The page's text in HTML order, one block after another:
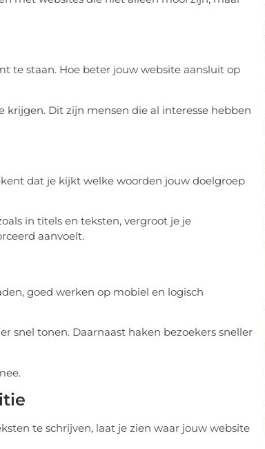
te staan. Hoe beter jouw website aansluit op
krijgen. Dit zijn mensen die al interesse hebben
dat je kijkt welke woorden jouw doelgroep
in titels en teksten, vergroot je je
aanvoelt.
goed werken op mobiel en logisch
snel tonen. Daarnaast haken bezoekers sneller
te schrijven, laat je zien waar jouw website